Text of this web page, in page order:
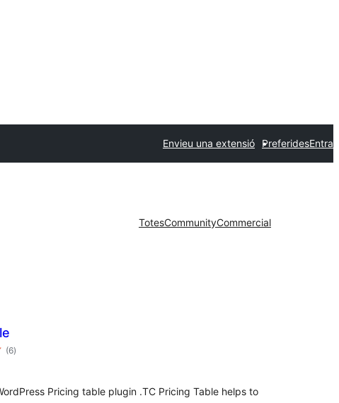
Envieu una extensió PreferidesEntra
TotesCommunityCommercial
(6puntuacions
totals
)
Pricing table plugin .TC Pricing Table helps to